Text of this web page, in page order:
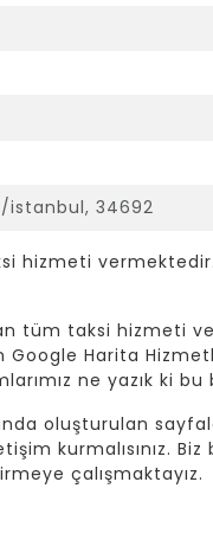
istanbul, 34692
hizmeti
tüm taksi hizmeti
Harita
ne yazık ki
oluşturulan
kurmalısınız.
çalışmaktayız.